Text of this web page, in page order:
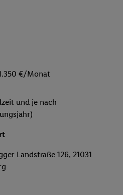
€/Monat
und je nach
Landstraße 126, 21031